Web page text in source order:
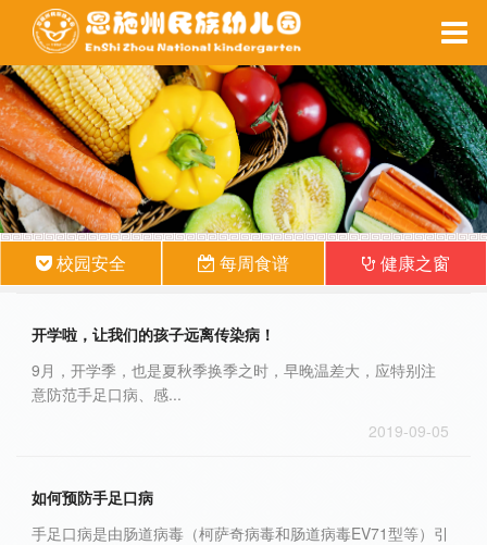
家园互动
备课系统
每周食谱
健康之窗
校园安全 每周食谱 健康之窗
开学啦，让我们的孩子远离传染病！
9月，开学季，也是夏秋季换季之时，早晚温差大，应特别注
意防范手足口病、感...
2019-09-05
如何预防手足口病
手足口病是由肠道病毒（柯萨奇病毒和肠道病毒EV71型等）引